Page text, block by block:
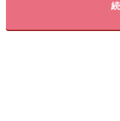
さて、ここで使用する